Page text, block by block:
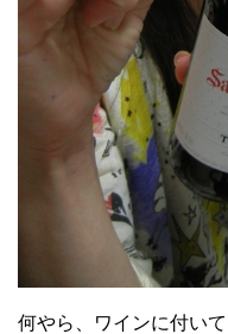
何やら、ワインに付い